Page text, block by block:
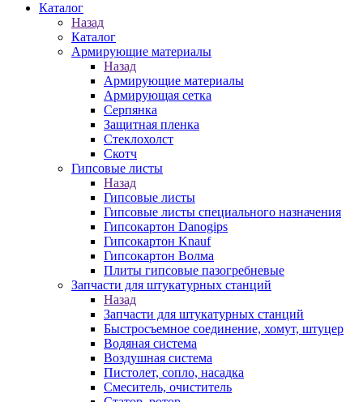
Каталог
Назад
Каталог
Армирующие материалы
Назад
Армирующие материалы
Армирующая сетка
Серпянка
Защитная пленка
Стеклохолст
Скотч
Гипсовые листы
Назад
Гипсовые листы
Гипсовые листы специального назначения
Гипсокартон Danogips
Гипсокартон Knauf
Гипсокартон Волма
Плиты гипсовые пазогребневые
Запчасти для штукатурных станций
Назад
Запчасти для штукатурных станций
Быстросъемное соединение, хомут, штуцер
Водяная система
Воздушная система
Пистолет, сопло, насадка
Смеситель, очиститель